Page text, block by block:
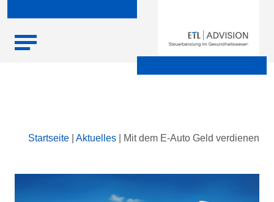
Startseite Aktuelles Mit dem E-Auto Geld verdienen